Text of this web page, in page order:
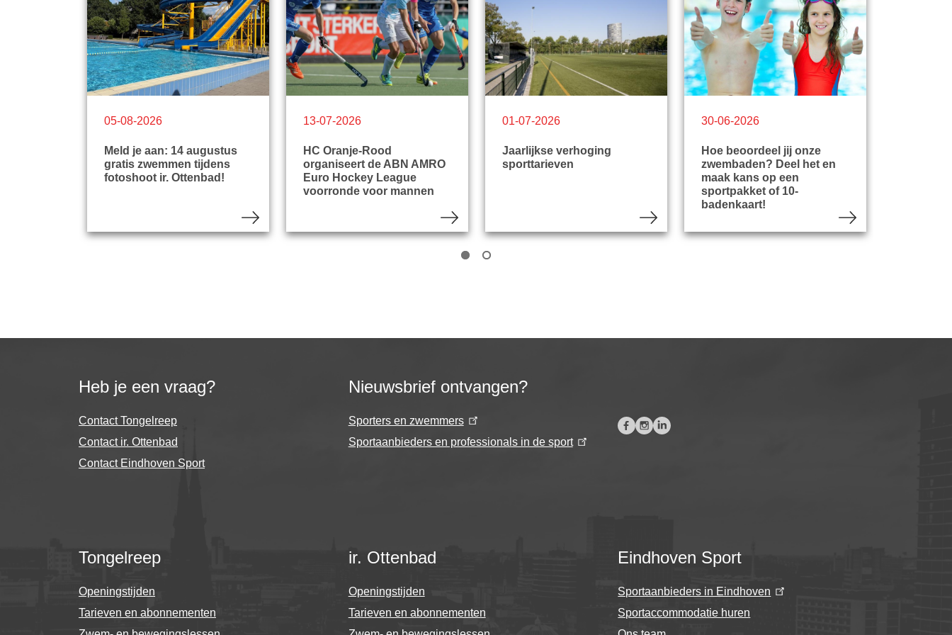
Meld je aan: 14 augustus
gratis zwemmen tijdens
fotoshoot ir. Ottenbad!
05-08-2026
HC Oranje-Rood
organiseert de ABN AMRO
Euro Hockey League
voorronde voor mannen
13-07-2026
Jaarlijkse verhoging
sporttarieven
01-07-2026
Hoe beoordeel jij onze
zwembaden? Deel het en
maak kans op een
sportpakket of 10-
badenkaart!
30-06-2026
Heb je een vraag?
Contact Tongelreep
Contact ir. Ottenbad
Contact Eindhoven Sport
Nieuwsbrief ontvangen?
Sporters en zwemmers
Sportaanbieders en professionals in de sport
Tongelreep
Openingstijden
Tarieven en abonnementen
ir. Ottenbad
Openingstijden
Tarieven en abonnementen
Eindhoven Sport
Sportaanbieders in Eindhoven
Sportaccommodatie huren